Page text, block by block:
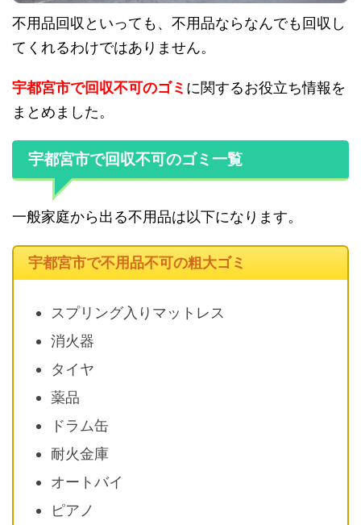
不用品回収といっても、不用品ならなんでも回収し
てくれるわけではありません。
宇都宮市で回収不可のゴミ に関するお役立ち情報を
まとめました。
宇都宮市で回収不可のゴミ一覧
一般家庭から出る不用品は以下になります。
宇都宮市で不用品不可の粗大ゴミ
スプリング入りマットレス
消火器
タイヤ
薬品
ドラム缶
耐火金庫
オートバイ
ピアノ